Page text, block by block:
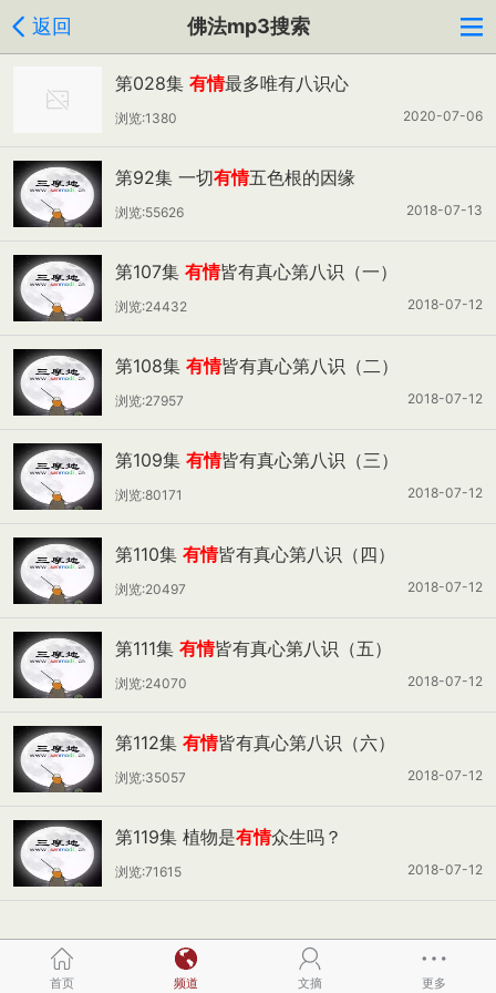
返回 佛法mp3搜索
第028集 有情最多唯有八识心
2020-07-06
浏览:1380
第92集 一切有情五色根的因缘
2018-07-13
浏览:55626
第107集 有情皆有真心第八识（一）
2018-07-12
浏览:24432
第108集 有情皆有真心第八识（二）
2018-07-12
浏览:27957
第109集 有情皆有真心第八识（三）
2018-07-12
浏览:80171
第110集 有情皆有真心第八识（四）
2018-07-12
浏览:20497
第111集 有情皆有真心第八识（五）
2018-07-12
浏览:24070
第112集 有情皆有真心第八识（六）
2018-07-12
浏览:35057
第119集 植物是有情众生吗？
2018-07-12
浏览:71615
首页 频道 文摘 更多